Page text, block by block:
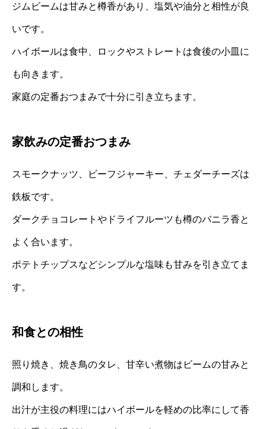
ジムビームは甘みと樽香があり、塩気や油分と相性が良
いです。
ハイボールは食中、ロックやストレートは食後の小皿に
も向きます。
家庭の定番おつまみで十分に引き立ちます。
家飲みの定番おつまみ
スモークナッツ、ビーフジャーキー、チェダーチーズは
鉄板です。
ダークチョコレートやドライフルーツも樽のバニラ香と
よく合います。
ポテトチップスなどシンプルな塩味も甘みを引き立てま
す。
和食との相性
照り焼き、焼き鳥のタレ、甘辛い煮物はビームの甘みと
調和します。
出汁が主役の料理にはハイボールを軽めの比率にして香